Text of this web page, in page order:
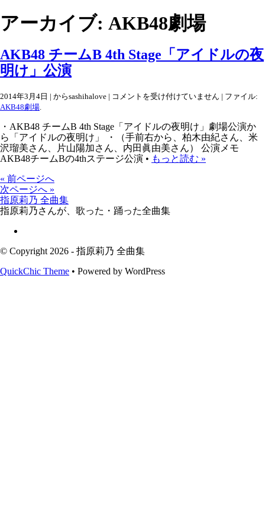
アーカイブ: AKB48劇場
AKB48 チームB 4th Stage「アイドルの夜
明け」公演
2014年3月4日 | からsashihalove | AKB48
チ
B
4th
Stage「ア
イ
ド
公
コメントを受け付けていません | ファイル:
AKB48劇場
・AKB48 チームB 4th Stage「アイドルの夜明け」劇場公演か
ら「アイドルの夜明け」 ・（手前右から、柏木由紀さん、米
沢瑠美さん、片山陽加さん、内田眞由美さん） 公演メモ
AKB48チームBの4thステージ公演 • もっと読む »
« 前ページへ
次ページへ »
指原莉乃 全曲集
指原莉乃さんが、歌った・踊った全曲集
© Copyright 2026 - 指原莉乃 全曲集
QuickChic Theme • Powered by WordPress